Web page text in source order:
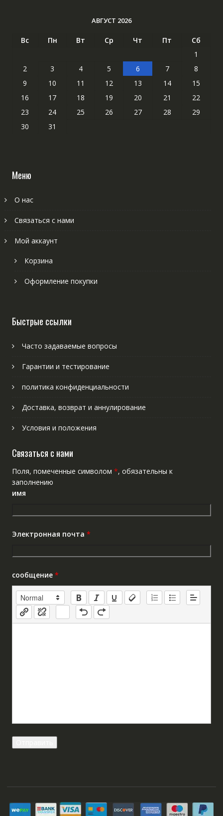
АВГУСТ 2026
Вс Пн Вт Ср Чт Пт
Сб
1
2
3 4 5 6 7
8
9
10 11 12 13 14
15
16
17 18 19 20 21
22
23
24 25 26 27 28
29
30
31
Меню
О нас
Связаться с нами
Мой аккаунт
Корзина
Оформление покупки
Быстрые ссылки
Часто задаваемые вопросы
Гарантии и тестирование
политика конфиденциальности
Доставка, возврат и аннулирование
Условия и положения
Связаться с нами
Поля, помеченные символом *, обязательны к
заполнению
имя
Электронная почта *
сообщение *